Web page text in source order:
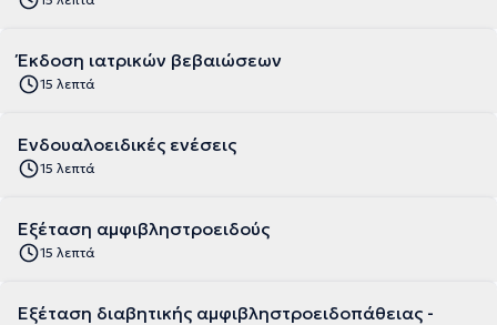
Έκδοση ιατρικών βεβαιώσεων
15 λεπτά
Ενδουαλοειδικές ενέσεις
15 λεπτά
Εξέταση αμφιβληστροειδούς
15 λεπτά
Εξέταση διαβητικής αμφιβληστροειδοπάθειας -